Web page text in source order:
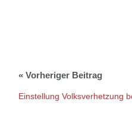
Einstellung Volksverhetzung